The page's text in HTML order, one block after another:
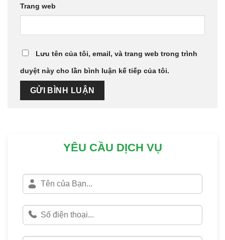
Trang web
Lưu tên của tôi, email, và trang web trong trình
duyệt này cho lần bình luận kế tiếp của tôi.
YÊU CẦU DỊCH VỤ